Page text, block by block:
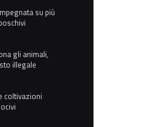
su più
gli animali,
illegale
coltivazioni